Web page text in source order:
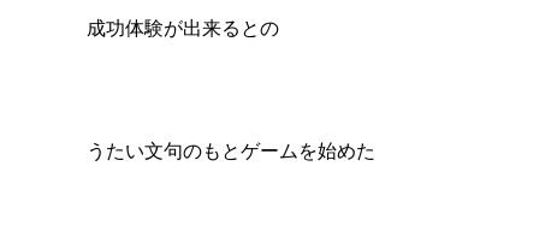
成功体験が出来るとの
うたい文句のもとゲームを始めた